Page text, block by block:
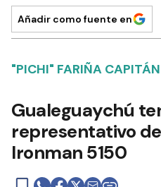
Añadir como fuente en
"PICHI" FARIÑA CAPITÁN
Gualeguaychú
representativo
Ironman 5150